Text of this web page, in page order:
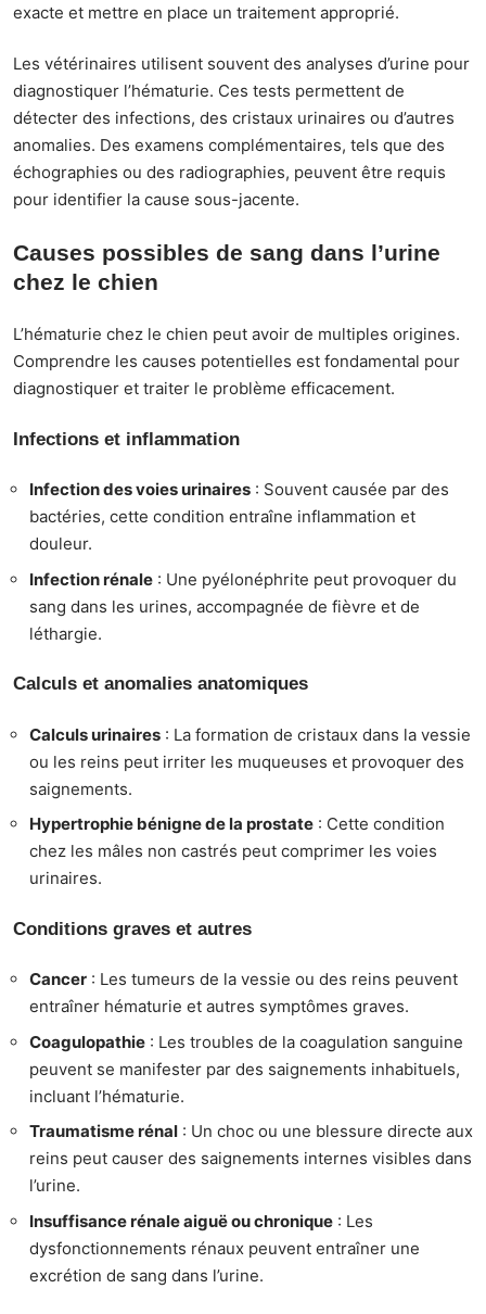
exacte et mettre en place un traitement approprié.
Les vétérinaires utilisent souvent des analyses d’urine pour
diagnostiquer l’hématurie. Ces tests permettent de
détecter des infections, des cristaux urinaires ou d’autres
anomalies. Des examens complémentaires, tels que des
échographies ou des radiographies, peuvent être requis
pour identifier la cause sous-jacente.
Causes possibles de sang dans l’urine
chez le chien
L’hématurie chez le chien peut avoir de multiples origines.
Comprendre les causes potentielles est fondamental pour
diagnostiquer et traiter le problème efficacement.
Infections et inflammation
Infection des voies urinaires : Souvent causée par des
bactéries, cette condition entraîne inflammation et
douleur.
Infection rénale : Une pyélonéphrite peut provoquer du
sang dans les urines, accompagnée de fièvre et de
léthargie.
Calculs et anomalies anatomiques
Calculs urinaires : La formation de cristaux dans la vessie
ou les reins peut irriter les muqueuses et provoquer des
saignements.
Hypertrophie bénigne de la prostate : Cette condition
chez les mâles non castrés peut comprimer les voies
urinaires.
Conditions graves et autres
Cancer : Les tumeurs de la vessie ou des reins peuvent
entraîner hématurie et autres symptômes graves.
Coagulopathie : Les troubles de la coagulation sanguine
peuvent se manifester par des saignements inhabituels,
incluant l’hématurie.
Traumatisme rénal : Un choc ou une blessure directe aux
reins peut causer des saignements internes visibles dans
l’urine.
Insuffisance rénale aiguë ou chronique : Les
dysfonctionnements rénaux peuvent entraîner une
excrétion de sang dans l’urine.